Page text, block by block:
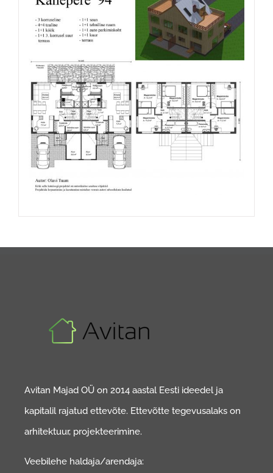
Avitan Majad OÜ on 2014 aastal Eesti ideedel ja
kapitalil rajatud ettevõte. Ettevõtte tegevusalaks on
arhitektuur, projekteerimine.
Veebilehe haldaja/arendaja: